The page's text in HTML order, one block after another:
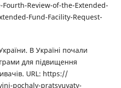
Review-of-the-Extended-
Fund-Facility-Request-
В Україні почали
для підвищення
URL: https://
pochaly-pratsyuvaty-